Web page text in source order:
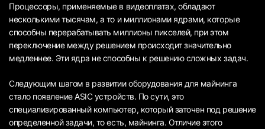
Процессоры, применяемые в видеоплатах, обладают
несколькими тысячам, а то и миллионами ядрами, которые
способны перерабатывать миллионы пикселей, при этом
переключение между решением происходит значительно
медленнее. Эти ядра не способны к решению сложных задач.
Следующим шагом в развитии оборудования для майнинга
стало появление ASIC устройств. По сути, это
специализированный компьютер, который заточен под решение
определенной задачи, то есть, майнинга. Отличие этого